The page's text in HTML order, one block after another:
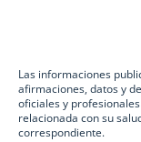
Las informaciones
afirmaciones, datos y
oficiales y
relacionada con su
correspondiente.